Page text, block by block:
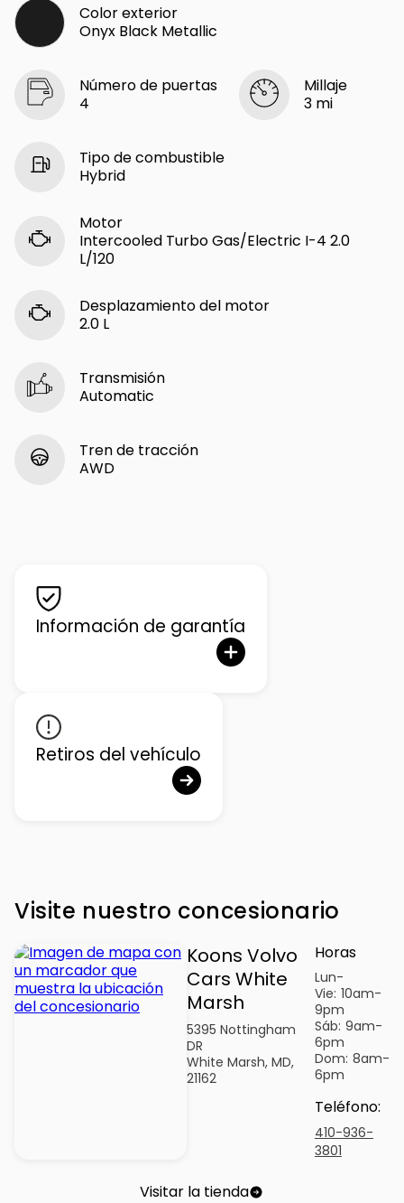
Color exterior
Onyx Black Metallic
Número de puertas
4
Millaje
3 mi
Tipo de combustible
Hybrid
Motor
Intercooled Turbo Gas/Electric I-4 2.0
L/120
Desplazamiento del motor
2.0 L
Transmisión
Automatic
Tren de tracción
AWD
Información de garantía
Retiros del vehículo
Visite nuestro concesionario
Koons Volvo
Cars White
Marsh
5395 Nottingham
DR
White Marsh, MD,
21162
Horas
Lun-
Vie: 10am-
9pm
Sáb: 9am-
6pm
Dom: 8am-
6pm
Teléfono:
410-936-
3801
Visitar la tienda